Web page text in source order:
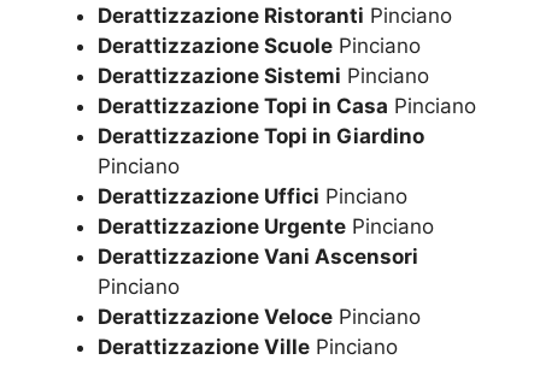
Derattizzazione Ristoranti Pinciano
Derattizzazione Scuole Pinciano
Derattizzazione Sistemi Pinciano
Derattizzazione Topi in Casa Pinciano
Derattizzazione Topi in Giardino
Pinciano
Derattizzazione Uffici Pinciano
Derattizzazione Urgente Pinciano
Derattizzazione Vani Ascensori
Pinciano
Derattizzazione Veloce Pinciano
Derattizzazione Ville Pinciano